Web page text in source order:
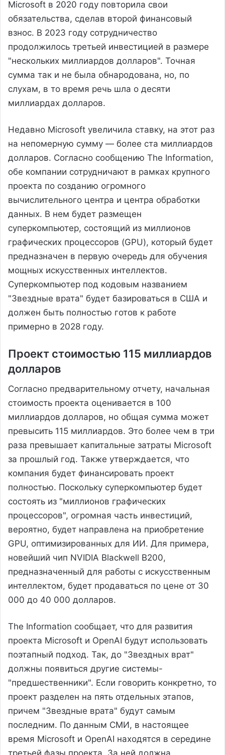
Microsoft в 2020 году повторила свои
обязательства, сделав второй финансовый
взнос. В 2023 году сотрудничество
продолжилось третьей инвестицией в размере
"нескольких миллиардов долларов". Точная
сумма так и не была обнародована, но, по
слухам, в то время речь шла о десяти
миллиардах долларов.
Недавно Microsoft увеличила ставку, на этот раз
на непомерную сумму — более ста миллиардов
долларов. Согласно сообщению The Information,
обе компании сотрудничают в рамках крупного
проекта по созданию огромного
вычислительного центра и центра обработки
данных. В нем будет размещен
суперкомпьютер, состоящий из миллионов
графических процессоров (GPU), который будет
предназначен в первую очередь для обучения
мощных искусственных интеллектов.
Суперкомпьютер под кодовым названием
"Звездные врата" будет базироваться в США и
должен быть полностью готов к работе
примерно в 2028 году.
Проект стоимостью 115 миллиардов
долларов
Согласно предварительному отчету, начальная
стоимость проекта оценивается в 100
миллиардов долларов, но общая сумма может
превысить 115 миллиардов. Это более чем в три
раза превышает капитальные затраты Microsoft
за прошлый год. Также утверждается, что
компания будет финансировать проект
полностью. Поскольку суперкомпьютер будет
состоять из "миллионов графических
процессоров", огромная часть инвестиций,
вероятно, будет направлена на приобретение
GPU, оптимизированных для ИИ. Для примера,
новейший чип NVIDIA Blackwell B200,
предназначенный для работы с искусственным
интеллектом, будет продаваться по цене от 30
000 до 40 000 долларов.
The Information сообщает, что для развития
проекта Microsoft и OpenAI будут использовать
поэтапный подход. Так, до "Звездных врат"
должны появиться другие системы-
"предшественники". Если говорить конкретно, то
проект разделен на пять отдельных этапов,
причем "Звездные врата" будут самым
последним. По данным СМИ, в настоящее
время Microsoft и OpenAI находятся в середине
третьей фазы проекта. За ней должна